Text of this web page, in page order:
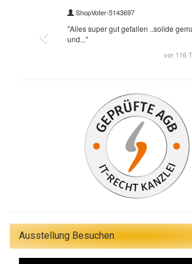
Ausstellung Besuchen